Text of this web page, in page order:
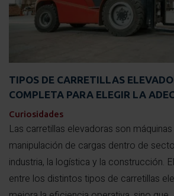
TIPOS DE CARRETILLAS
COMPLETA PARA ELEGIR LA
Curiosidades
Las carretillas elevadoras son
manipulación de cargas dentro de
industria, la logística y la construcción.
entre los distintos tipos de carretillas